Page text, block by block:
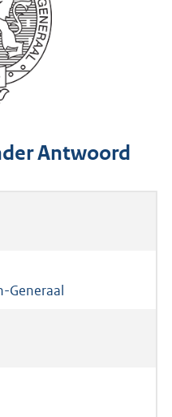
Antwoord
Generaal